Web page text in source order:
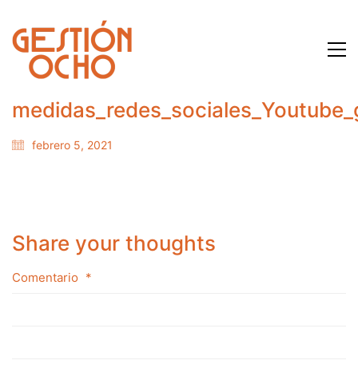
febrero 5, 2021
Share your thoughts
Comentario *